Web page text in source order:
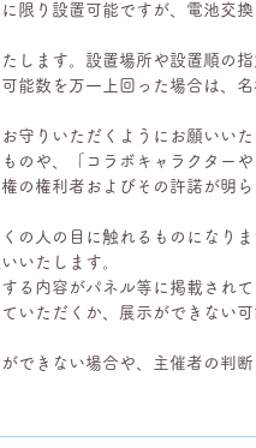
限り設置可能ですが、電池交
します。設置場所や設置順の指
能数を万一上回った場合は、
守りいただくようにお願いいた
のや、「コラボキャラクター
の権利者およびその許諾が明
の人の目に触れるものになり
いたします。
る内容がパネル等に掲載され
いただくか、展示ができない
できない場合や、主催者の判